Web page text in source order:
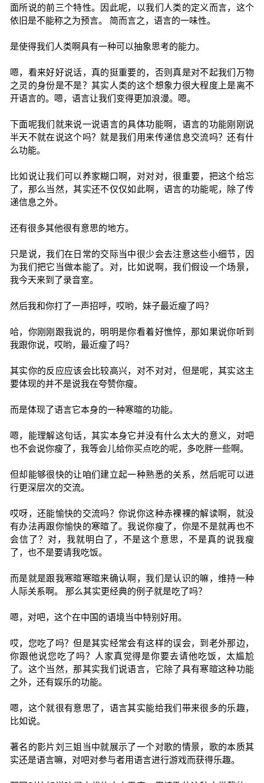
面所说的前三个特性。因此呢，以我们人类的定义而言，这个
依旧是不能称之为预言。 简而言之，语言的一味性。
是使得我们人类啊具有一种可以抽象思考的能力。
嗯，看来好好说话，真的挺重要的，否则真是对不起我们万物
之灵的身份是不是？其实人类的这个想象力很大程度上是离不
开语言的。嗯，语言让我们变得更加浪漫。嗯。
下面呢我们就来说一说语言的具体功能啊，语言的功能刚刚说
半天不就在说这个吗？就是我们用来传递信息交流吗？还有什
么功能。
比如说让我们可以养家糊口啊，对对对，很重要，把这个给忘
了，那么当然，其实还不仅仅如此啊，语言的功能呢，除了传
递信息之外。
还有很多其他很有意思的地方。
只是说，我们在日常的交际当中很少会去注意这些小细节，因
为我们把它当做本能了。对，比如说啊，我们假设一个场景，
我今天来到了录音室。
然后我和你打了一声招呼，哎哟，妹子最近瘦了吗？
哈，你刚刚跟我说的，明明是你看着好憔悴，那如果说你听到
我跟你说，哎哟，最近瘦了吗？
其实你的反应应该会比较高兴，对不对对，但是呢，其实这主
要体现的并不是说我在夸赞你瘦。
而是体现了语言它本身的一种寒暄的功能。
嗯，能理解这句话，其实本身它并没有什么太大的意义，对吧
也不会说你瘦了，我等会儿给你买点吃的呢，多吃胖一些啊。
但却能够很快的让咱们建立起一种熟悉的关系，然后呢可以进
行更深层次的交流。
哎呀，还能愉快的交流吗？你说你这种赤裸裸的解读啊，就没
有办法再跟你愉快的寒暄了。我说你瘦了，你是不是就再也不
会信了？对，我就明白了，不是这个意思，不是真的说我瘦
了，也不是要请我吃饭。
而是就是跟我寒暄寒暄来确认啊，我们是认识的嘛，维持一种
人际关系啊。 那么其实更经典的例子就是吃了吗？
嗯，对吧，这个在中国的语境当中特别好用。
哎，您吃了吗？但是其实经常会有这样的误会，到老外那边，
你跟他说您吃了吗？人家真觉得是你要去请他吃饭，太尴尬
了。这个当然，那其实我们说语言，它除了具有寒暄这种功能
之外，还有娱乐的功能。
嗯，这个就很有意思了，语言其实能给我们带来很多的乐趣，
比如说。
著名的影片刘三姐当中就展示了一个对歌的情景，歌的本质其
实还是语言嘛，对吧对参与者用语言进行游戏而获得乐趣。